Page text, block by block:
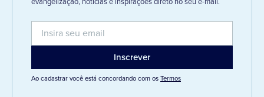
Ao cadastrar você está concordando com osTermos